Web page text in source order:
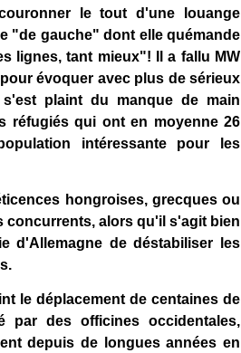
le tout d'une louange
"de gauche" dont elle quémande
lignes, tant mieux"! Il a fallu MW
évoquer avec plus de sérieux
plaint du manque de main
réfugiés qui ont en moyenne 26
intéressante pour les
hongroises, grecques ou
concurrents, alors qu'il s'agit bien
d'Allemagne de déstabiliser les
le déplacement de centaines de
par des officines occidentales,
depuis de longues années en